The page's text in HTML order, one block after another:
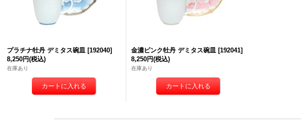
プラチナ牡丹 デミタス碗皿 [192040]
8,250円(税込)
在庫あり
金濃ピンク牡丹 デミタス碗皿 [192041]
8,250円(税込)
在庫あり